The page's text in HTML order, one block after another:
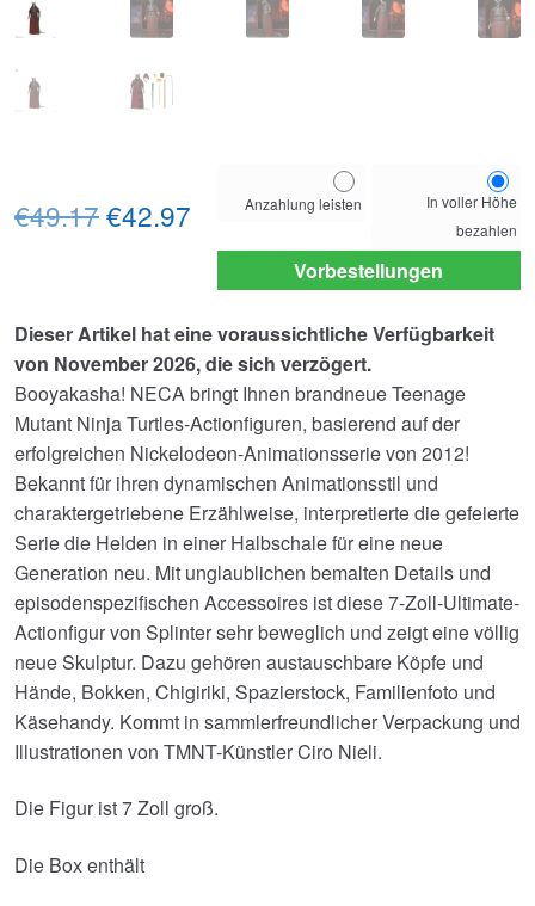
yourAnzahlung leisten
In voller Höhe
bezahlen
Vorbestellungen
€49.17Ursprünglicher
€49.17
€42.97 Aktueller
Preis
ist:
€42.97.
Dieser Artikel hat eine voraussichtliche Verfügbarkeit
von November 2026, die sich verzögert.
Booyakasha! NECA bringt Ihnen brandneue Teenage
Mutant Ninja Turtles-Actionfiguren, basierend auf der
erfolgreichen Nickelodeon-Animationsserie von 2012!
Bekannt für ihren dynamischen Animationsstil und
charaktergetriebene Erzählweise, interpretierte die gefeierte
Serie die Helden in einer Halbschale für eine neue
Generation neu. Mit unglaublichen bemalten Details und
episodenspezifischen Accessoires ist diese 7-Zoll-Ultimate-
Actionfigur von Splinter sehr beweglich und zeigt eine völlig
neue Skulptur. Dazu gehören austauschbare Köpfe und
Hände, Bokken, Chigiriki, Spazierstock, Familienfoto und
Käsehandy. Kommt in sammlerfreundlicher Verpackung und
Illustrationen von TMNT-Künstler Ciro Nieli.
Die Figur ist 7 Zoll groß.
Die Box enthält